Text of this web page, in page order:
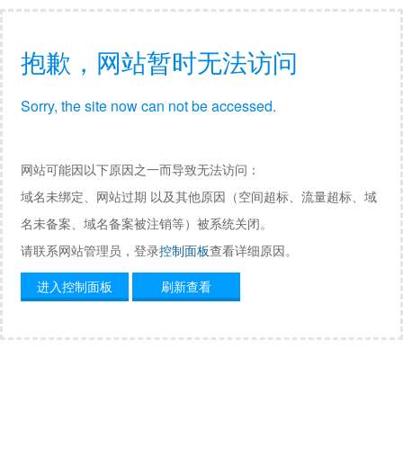
抱歉，网站暂时无法访问
Sorry, the site now can not be accessed.
网站可能因以下原因之一而导致无法访问：
域名未绑定、网站过期 以及其他原因（空间超标、流量超标、域
名未备案、域名备案被注销等）被系统关闭。
请联系网站管理员，登录控制面板查看详细原因。
进入控制面板
刷新查看